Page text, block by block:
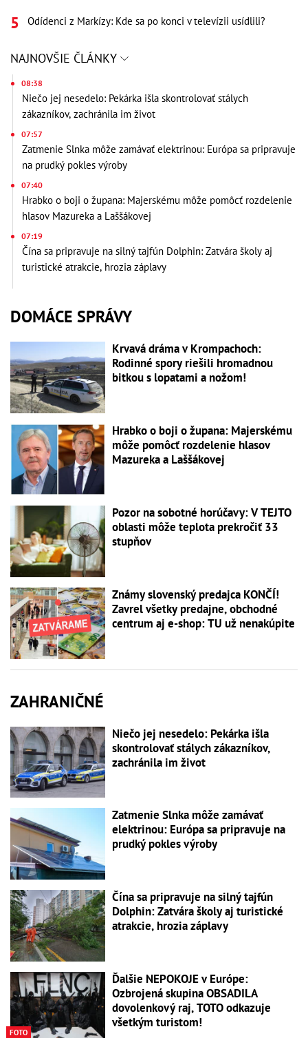
Odídenci z Markízy: Kde sa po konci v televízii usídlili?
NAJNOVŠIE ČLÁNKY
08:38
Niečo jej nesedelo: Pekárka išla skontrolovať stálych
zákazníkov, zachránila im život
07:57
Zatmenie Slnka môže zamávať elektrinou: Európa sa pripravuje
na prudký pokles výroby
07:40
Hrabko o boji o župana: Majerskému môže pomôcť rozdelenie
hlasov Mazureka a Laššákovej
07:19
Čína sa pripravuje na silný tajfún Dolphin: Zatvára školy aj
turistické atrakcie, hrozia záplavy
DOMÁCE SPRÁVY
Krvavá dráma v Krompachoch:
Rodinné spory riešili hromadnou
bitkou s lopatami a nožom!
Hrabko o boji o župana: Majerskému
môže pomôcť rozdelenie hlasov
Mazureka a Laššákovej
Pozor na sobotné horúčavy: V TEJTO
oblasti môže teplota prekročiť 33
stupňov
Známy slovenský predajca KONČÍ!
Zavrel všetky predajne, obchodné
centrum aj e-shop: TU už nenakúpite
ZAHRANIČNÉ
Niečo jej nesedelo: Pekárka išla
skontrolovať stálych zákazníkov,
zachránila im život
Zatmenie Slnka môže zamávať
elektrinou: Európa sa pripravuje na
prudký pokles výroby
Čína sa pripravuje na silný tajfún
Dolphin: Zatvára školy aj turistické
atrakcie, hrozia záplavy
FOTO
Ďalšie NEPOKOJE v Európe:
Ozbrojená skupina OBSADILA
dovolenkový raj, TOTO odkazuje
všetkým turistom!